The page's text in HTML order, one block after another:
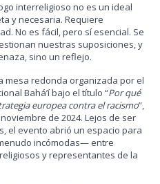
interreligioso no es un ideal
y necesaria. Requiere
No es fácil, pero sí esencial. Se
nuestras suposiciones, y
sino un reflejo.
mesa redonda organizada por el
Bahá’í bajo el título “Por qué
europea contra el racismo”,
de 2024. Lejos de ser
el evento abrió un espacio para
incómodas— entre
y representantes de la